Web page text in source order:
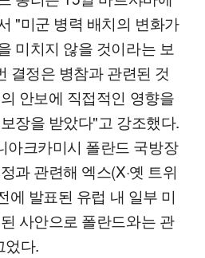
"미군 병력 배치의 변화가
미치지 않을 것이라는 보
결정은 병참과 관련된 것
안보에 직접적인 영향을
장을 받았다"고 강조했다.
아크카미시 폴란드 국방장
과 관련해 엑스(X·옛 트위
에 발표된 유럽 내 일부 미
사안으로 폴란드와는 관
었다.